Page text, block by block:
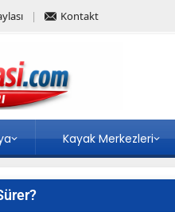
Kontakt
Kayak Merkezleri